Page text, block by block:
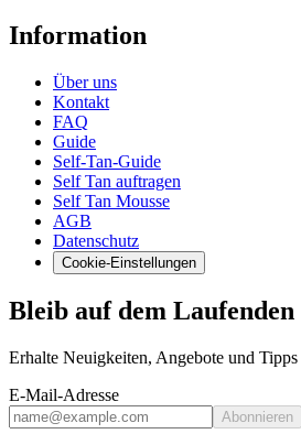
Information
Über uns
Kontakt
FAQ
Guide
Self-Tan-Guide
Self Tan auftragen
Self Tan Mousse
AGB
Datenschutz
Cookie-Einstellungen
Bleib auf dem Laufenden
Erhalte Neuigkeiten, Angebote und
E-Mail-Adresse
Abonnieren